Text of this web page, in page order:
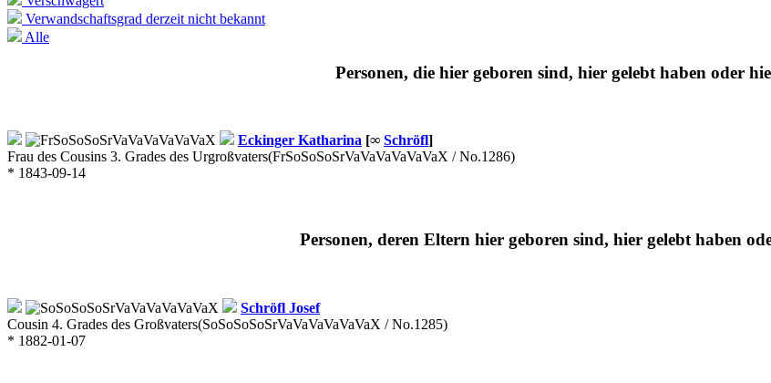
Verwandschaftsgrad derzeit nicht bekannt
Alle
Personen, die hier geboren sind, hier gelebt haben oder
Eckinger Katharina [∞ Schröfl]
Frau des Cousins 3. Grades des Urgroßvaters(FrSoSoSoSrVaVaVaVaVaVaX / No.1286)
* 1843-09-14
Personen, deren Eltern hier geboren sind, hier gelebt haben
Schröfl Josef
Cousin 4. Grades des Großvaters(SoSoSoSoSrVaVaVaVaVaVaX / No.1285)
* 1882-01-07